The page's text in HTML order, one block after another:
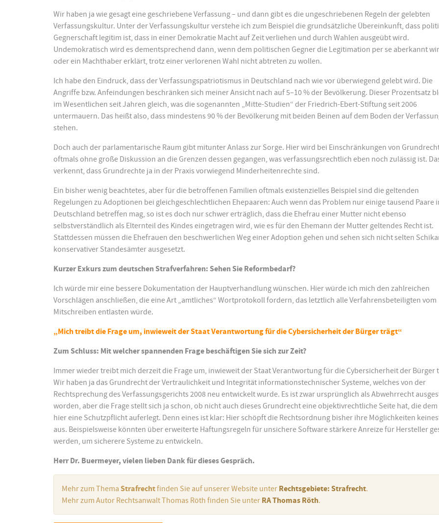
Wir haben ja wie gesagt eine geschriebene Verfassung – und dann gibt es die ungeschriebenen Regeln der gelebten
Verfassungskultur. Unter der Verfassungskultur verstehe ich zum Beispiel die grundsätzliche Übereinkunft, dass
Gegnerschaft legitim ist, dass in einer Demokratie Macht auf Zeit verliehen und durch Wahlen ausgeübt wird.
Undemokratisch wird es dementsprechend dann, wenn dem politischen Gegner die Legitimation per se aberkannt
oder ein Machthaber erklärt, trotz einer verlorenen Wahl nicht abtreten zu wollen.
Ich habe den Eindruck, dass der Verfassungspatriotismus in Deutschland nach wie vor überwiegend gelebt wird. Die
Angriffe bzw. Anfeindungen beschränken sich meiner Ansicht nach auf 5–10 % der Bevölkerung. Dieser Prozentsatz
im Wesentlichen seit Jahren gleich, was die sogenannten „Mitte-Studien“ der Friedrich-Ebert-Stiftung seit 2006
untermauern. Das heißt also, dass mindestens 90 % der Bevölkerung mit beiden Beinen auf dem Boden der
stehen.
Doch auch der parlamentarische Raum gibt mitunter Anlass zur Sorge. Hier wird bei Einschränkungen von
oftmals ohne große Diskussion an die Grenzen dessen gegangen, was verfassungsrechtlich eben noch zulässig ist.
verkennt, dass Grundrechte ja in der Praxis vorwiegend Minderheitenrechte sind.
Ein bisher wenig beachtetes, aber für die betroffenen Familien oftmals existenzielles Beispiel sind die geltenden
Regelungen zu Adoptionen bei gleichgeschlechtlichen Ehepaaren: Auch wenn das Problem nur einige tausend Paare
Deutschland betreffen mag, so ist es doch nur schwer erträglich, dass die Ehefrau einer Mutter nicht ebenso
selbstverständlich als Elternteil des Kindes eingetragen wird, wie es für den Ehemann der Mutter geltendes Recht ist.
Stattdessen müssen die Ehefrauen den beschwerlichen Weg einer Adoption gehen und sehen sich nicht selten
konservativer Standesämter ausgesetzt.
Kurzer Exkurs zum deutschen Strafverfahren: Sehen Sie Reformbedarf?
Ich würde mir eine bessere Dokumentation der Hauptverhandlung wünschen. Hier würde ich mich den zahlreichen
Vorschlägen anschließen, die eine Art „amtliches“ Wortprotokoll fordern, das letztlich alle Verfahrensbeteiligten vom
Mitschreiben entlasten würde.
„Mich treibt die Frage um, inwieweit der Staat Verantwortung für die Cybersicherheit der Bürger trägt“
Zum Schluss: Mit welcher spannenden Frage beschäftigen Sie sich zur Zeit?
Immer wieder treibt mich derzeit die Frage um, inwieweit der Staat Verantwortung für die Cybersicherheit der Bürger
Wir haben ja das Grundrecht der Vertraulichkeit und Integrität informationstechnischer Systeme, welches von der
Rechtsprechung des Verfassungsgerichts 2008 neu entwickelt wurde. Es ist zwar ursprünglich als Abwehrrecht
worden, aber die Frage stellt sich ja schon, ob nicht auch dieses Grundrecht eine objektivrechtliche Seite hat, die dem
hier eine Schutzpflicht auferlegt. Denn eines ist klar: Hier schöpft die Rechtsordnung bisher ihre Möglichkeiten
aus. Beispielsweise könnten über erweiterte Haftungsregeln für unsichere Software stärkere Anreize für Hersteller
werden, um sicherere Systeme zu entwickeln.
Herr Dr. Buermeyer, vielen lieben Dank für dieses Gespräch.
Mehr zum Thema Strafrechtfinden Sie auf unserer Website unter Rechtsgebiete: Strafrecht.
Mehr zum Autor Rechtsanwalt Thomas Röth finden Sie unter RA Thomas Röth.